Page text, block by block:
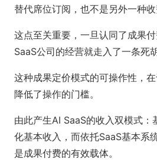
替代席位订阅，也不是另外一种收
这点至关重要，一旦认同了成果
SaaS公司的经营就走入了一条死胡
这种成果定价模式的可操作性，
降低了操作的门槛。
由此产生AI SaaS的收入双模式：
化基本收入，而依托SaaS基本系
是成果付费的有效载体。